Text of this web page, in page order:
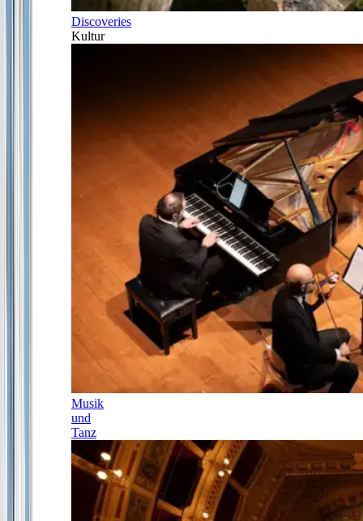
Discoveries
Kultur
Musik
und
Tanz